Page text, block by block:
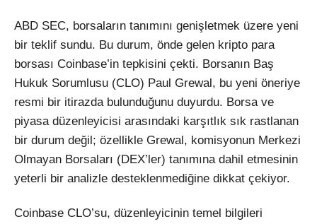
ABD SEC, borsaların tanımını genişletmek üzere yeni
bir teklif sundu. Bu durum, önde gelen kripto para
borsası Coinbase’in tepkisini çekti. Borsanın Baş
Hukuk Sorumlusu (CLO) Paul Grewal, bu yeni öneriye
resmi bir itirazda bulunduğunu duyurdu. Borsa ve
piyasa düzenleyicisi arasındaki karşıtlık sık rastlanan
bir durum değil; özellikle Grewal, komisyonun Merkezi
Olmayan Borsaları (DEX’ler) tanımına dahil etmesinin
yeterli bir analizle desteklenmediğine dikkat çekiyor.
Coinbase CLO’su, düzenleyicinin temel bilgileri